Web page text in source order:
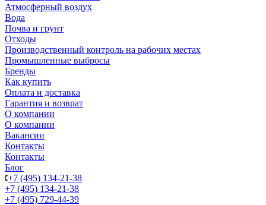
Атмосферный воздух
Вода
Почва и грунт
Отходы
Производственный контроль на рабочих местах
Промышленные выбросы
Бренды
Как купить
Оплата и доставка
Гарантия и возврат
О компании
О компании
Вакансии
Контакты
Контакты
Блог
+7 (495) 134-21-38
+7 (495) 134-21-38
+7 (495) 729-44-39